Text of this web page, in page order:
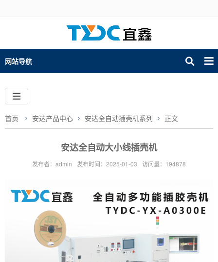
网站导航
首页 安达产品中心 安达全自动插壳机系列 正文
安达全自动大小线插壳机
发布者：admin 发布时间：2025-01-03 访问量：194878